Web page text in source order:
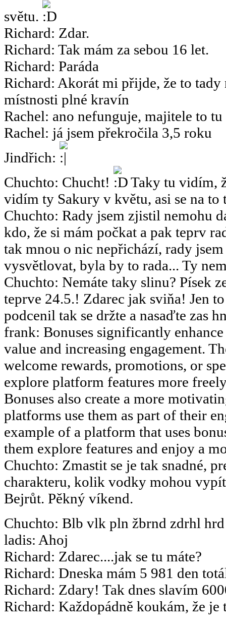
světu.
Richard: Zdar.
Richard: Tak mám za sebou 16 let.
Richard: Paráda
Richard: Akorát mi přijde, že to tady
místnosti plné kravín
Rachel: ano nefunguje, majitele to
Rachel: já jsem překročila 3,5 roku
Jindřich:
Chuchto: Chucht!
Taky tu vidím,
vidím ty Sakury v květu, asi se na to
Chuchto: Rady jsem zjistil nemohu
kdo, že si mám počkat a pak teprv
tak mnou o nic nepřichází, rady
vysvětlovat, byla by to rada... Ty
Chuchto: Nemáte taky slinu? Písek
teprve 24.5.! Zdarec jak sviňa! Jen
podcenil tak se držte a nasaďte zas
frank: Bonuses significantly
value and increasing engagement.
welcome rewards, promotions, or
explore platform features more
Bonuses also create a more
platforms use them as part of their
example of a platform that uses
them explore features and enjoy a
Chuchto: Zmastit se je tak snadné,
charakteru, kolik vodky mohou
Bejrůt. Pěkný víkend.
Chuchto: Blb vlk pln žbrnd zdrhl
ladis: Ahoj
Richard: Zdarec....jak se tu máte?
Richard: Dneska mám 5 981 den
Richard: Zdary! Tak dnes slavím
Richard: Každopádně koukám, že